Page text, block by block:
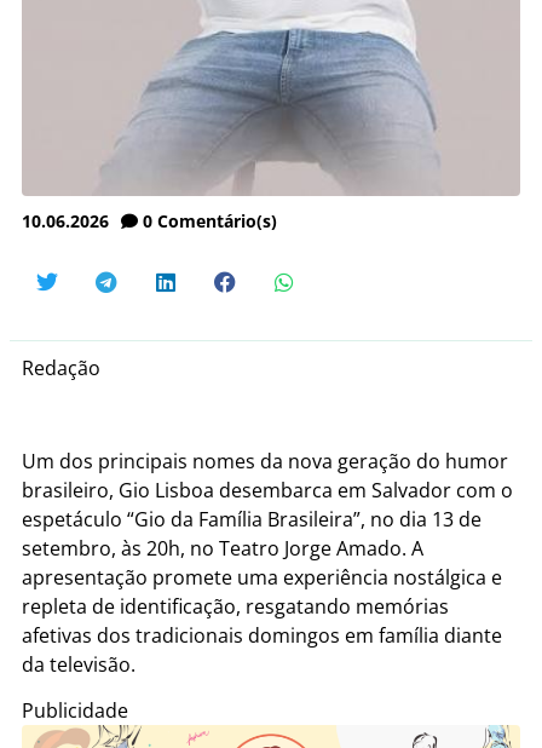
10.06.2026 0 Comentário(s)
Redação
Um dos principais nomes da nova geração do humor
brasileiro, Gio Lisboa desembarca em Salvador com o
espetáculo “Gio da Família Brasileira”, no dia 13 de
setembro, às 20h, no Teatro Jorge Amado. A
apresentação promete uma experiência nostálgica e
repleta de identificação, resgatando memórias
afetivas dos tradicionais domingos em família diante
da televisão.
Publicidade